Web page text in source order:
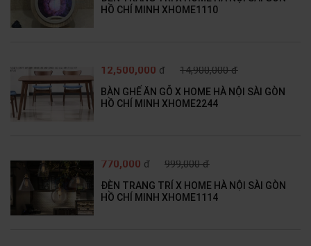
HỒ CHÍ MINH XHOME1110
12,500,000 đ 14,900,000 đ
BÀN GHẾ ĂN GỖ X HOME HÀ NỘI SÀI GÒN
HỒ CHÍ MINH XHOME2244
770,000 đ 999,000 đ
ĐÈN TRANG TRÍ X HOME HÀ NỘI SÀI GÒN
HỒ CHÍ MINH XHOME1114